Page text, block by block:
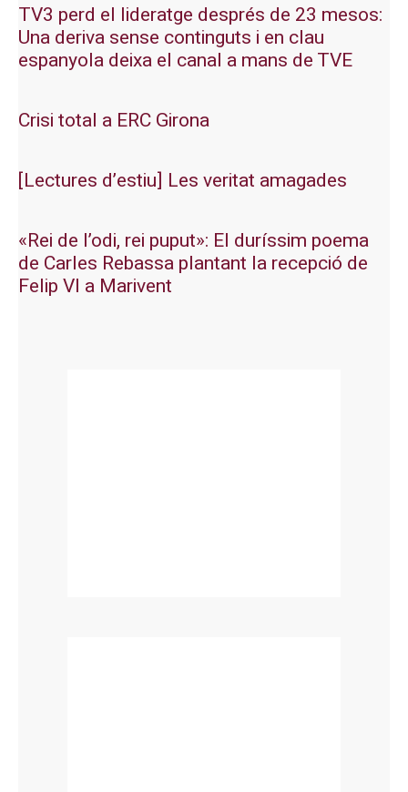
TV3 perd el lideratge després de 23 mesos:
Una deriva sense continguts i en clau
espanyola deixa el canal a mans de TVE
Crisi total a ERC Girona
[Lectures d’estiu] Les veritat amagades
«Rei de l’odi, rei puput»: El duríssim poema
de Carles Rebassa plantant la recepció de
Felip VI a Marivent